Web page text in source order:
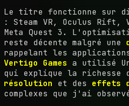
Le titre fonctionne sur
: Steam VR, Oculus Rift,
Meta Quest 3.
reste décente malgré une
rappelant les
Vertigo Games a utilisé
qui explique la richesse
résolution et des effets
complexes que j'ai